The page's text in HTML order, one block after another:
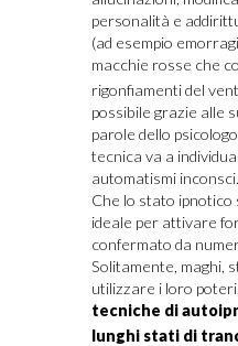
personalità e
(ad esempio
macchie rosse che
rigonfiamenti del
possibile grazie alle
parole dello
tecnica va a
automatismi inconsci.
Che lo stato ipnotico
ideale per attivare
confermato da
Solitamente, maghi,
utilizzare i loro
tecniche di
lunghi stati di